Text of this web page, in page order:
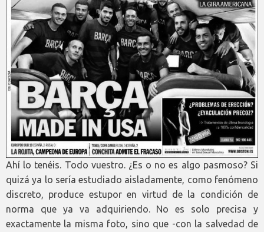
Ahí lo tenéis. Todo vuestro. ¿Es o no es algo pasmoso? Si
quizá ya lo sería estudiado aisladamente, como fenómeno
discreto, produce estupor en virtud de la condición de
norma que ya va adquiriendo. No es solo precisa y
exactamente la misma foto, sino que -con la salvedad de